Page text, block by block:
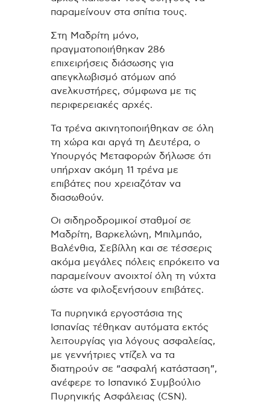
παραμείνουν στα σπίτια τους.
Στη Μαδρίτη μόνο,
πραγματοποιήθηκαν 286
επιχειρήσεις διάσωσης για
απεγκλωβισμό ατόμων από
ανελκυστήρες, σύμφωνα με τις
περιφερειακές αρχές.
Τα τρένα ακινητοποιήθηκαν σε όλη
τη χώρα και αργά τη Δευτέρα, ο
Υπουργός Μεταφορών δήλωσε ότι
υπήρχαν ακόμη 11 τρένα με
επιβάτες που χρειαζόταν να
διασωθούν.
Οι σιδηροδρομικοί σταθμοί σε
Μαδρίτη, Βαρκελώνη, Μπιλμπάο,
Βαλένθια, Σεβίλλη και σε τέσσερις
ακόμα μεγάλες πόλεις επρόκειτο να
παραμείνουν ανοιχτοί όλη τη νύχτα
ώστε να φιλοξενήσουν επιβάτες.
Τα πυρηνικά εργοστάσια της
Ισπανίας τέθηκαν αυτόματα εκτός
λειτουργίας για λόγους ασφαλείας,
με γεννήτριες ντίζελ να τα
διατηρούν σε “ασφαλή κατάσταση”,
ανέφερε το Ισπανικό Συμβούλιο
Πυρηνικής Ασφάλειας (CSN).